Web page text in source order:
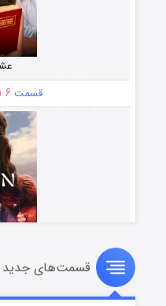
قسمت ۶ (دوبله)
قسمت۵ (زیرنویس)
قسمت‌های جدید